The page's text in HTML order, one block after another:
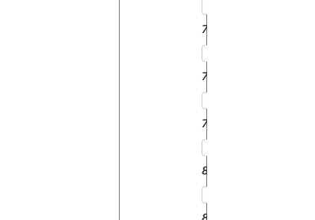
7610
7810
7910
8630
8730